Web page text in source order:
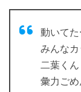
動いてた
みんな
二葉く
彙力ご